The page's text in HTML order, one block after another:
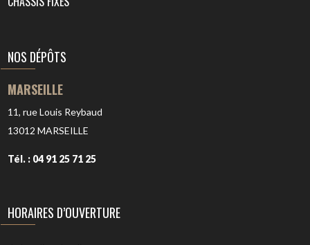
NOS DÉPÔTS
MARSEILLE
11, rue Louis Reybaud
13012MARSEILLE
Tél. : 04 91 25 71 25
HORAIRES D’OUVERTURE